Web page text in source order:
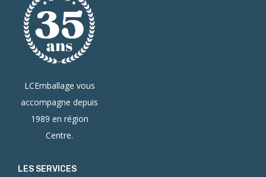
LCEmballage vous
accompagne depuis
1989 en région
Centre.
LES SERVICES